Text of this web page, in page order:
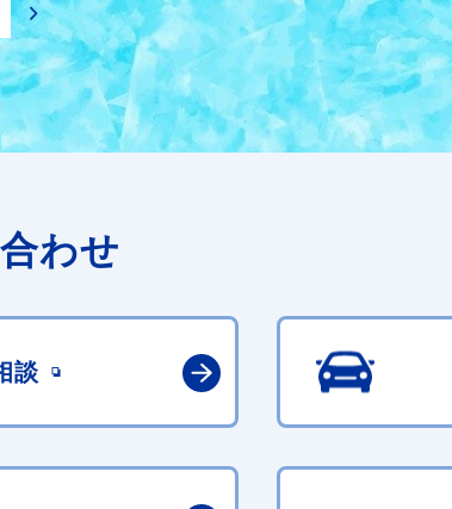
わせ
談